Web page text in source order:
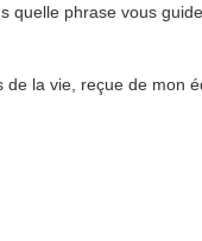
quelle phrase vous
la vie, reçue de mon